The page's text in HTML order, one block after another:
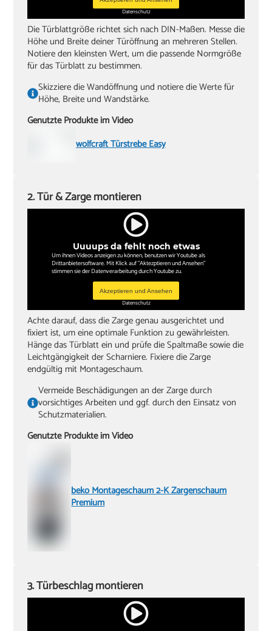
‏Inbusschlüssel, Größe 4
Datenschutz
Die Türblattgröße richtet sich nach DIN-Maßen. Messe die
Höhe und Breite deiner Türöffnung an mehreren Stellen.
Notiere den kleinsten Wert, um die passende Normgröße
für das Türblatt zu bestimmen.
Skizziere die Wandöffnung und notiere die Werte für
Höhe, Breite und Wandstärke.
Genutzte Produkte im Video
wolfcraft Türstrebe Easy
Uuuups da fehlt noch etwas
Um ihnen Videos anzeigen zu können, benutzen wir Youtube als
Drittanbietersoftware. Mit Klick auf "Aktezptieren und Ansehen"
stimmen sie der Datenverarbeitung durch Youtube zu.
Akzeptieren und Ansehen
Datenschutz
2. Tür & Zarge montieren
Achte darauf, dass die Zarge genau ausgerichtet und
fixiert ist, um eine optimale Funktion zu gewährleisten.
Hänge das Türblatt ein und prüfe die Spaltmaße sowie die
Leichtgängigkeit der Scharniere. Fixiere die Zarge
endgültig mit Montageschaum.
Vermeide Beschädigungen an der Zarge durch
vorsichtiges Arbeiten und ggf. durch den Einsatz von
Schutzmaterialien.
Genutzte Produkte im Video
beko Montageschaum 2-K Zargenschaum
Premium
3. Türbeschlag montieren